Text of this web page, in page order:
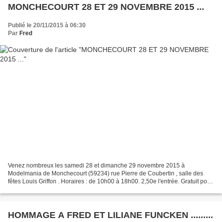
MONCHECOURT 28 ET 29 NOVEMBRE 2015 ...
Publié le 20/11/2015 à 06:30
Par Fred
Venez nombreux les samedi 28 et dimanche 29 novembre 2015 à
Modelmania de Monchecourt (59234) rue Pierre de Coubertin , salle des
fêtes Louis Griffon . Horaires : de 10h00 à 18h00. 2,50e l'entrée. Gratuit pour
HOMMAGE A FRED ET LILIANE FUNCKEN .........